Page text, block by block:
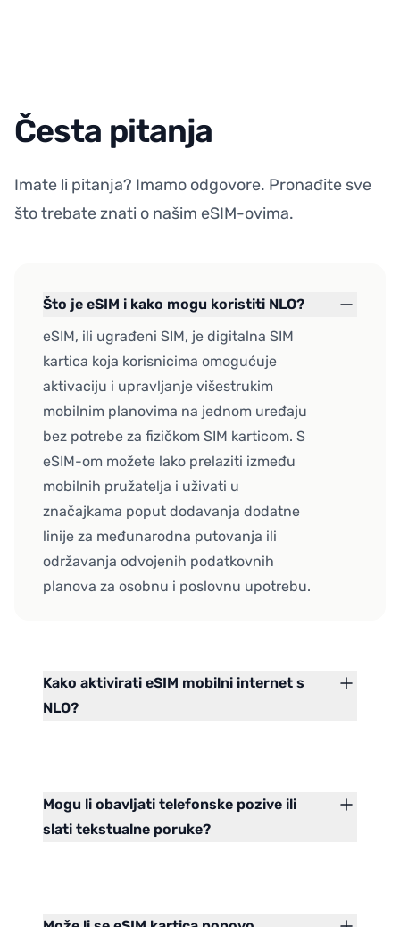
Česta pitanja
Imate li pitanja? Imamo odgovore. Pronađite sve
što trebate znati o našim eSIM-ovima.
Što je eSIM i kako mogu koristiti NLO?
eSIM, ili ugrađeni SIM, je digitalna SIM
kartica koja korisnicima omogućuje
aktivaciju i upravljanje višestrukim
mobilnim planovima na jednom uređaju
bez potrebe za fizičkom SIM karticom. S
eSIM-om možete lako prelaziti između
mobilnih pružatelja i uživati u
značajkama poput dodavanja dodatne
linije za međunarodna putovanja ili
održavanja odvojenih podatkovnih
planova za osobnu i poslovnu upotrebu.
Kako aktivirati eSIM mobilni internet s
NLO?
Mogu li obavljati telefonske pozive ili
slati tekstualne poruke?